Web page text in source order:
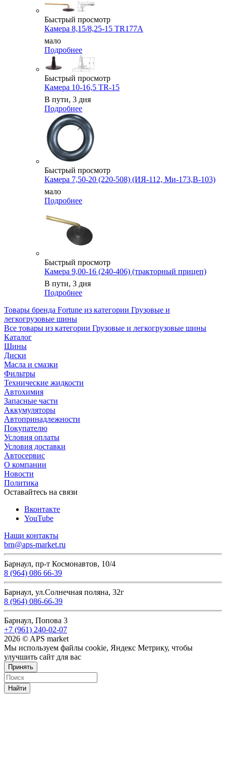
Быстрый просмотр
Камера 8,15/8,25-15 TR177A
мало
Подробнее
Быстрый просмотр
Камера 10-16,5 TR-15
В пути, 3 дня
Подробнее
Быстрый просмотр
Камера 7,50-20 (220-508) (ИЯ-112, Ми-173,В-103)
мало
Подробнее
Быстрый просмотр
Камера 9,00-16 (240-406) (тракторный прицеп)
В пути, 3 дня
Подробнее
Товары бренда Fortune из категории Грузовые и
легкогрузовые шины
Все товары из категории Грузовые и легкогрузовые шины
Каталог
Шины
Диски
Масла и смазки
Фильтры
Технические жидкости
Автохимия
Запасные части
Аккумуляторы
Автопринадлежности
Покупателю
Условия оплаты
Условия доставки
Автосервис
О компании
Новости
Политика
Оставайтесь на связи
Вконтакте
YouTube
Наши контакты
brn@aps-market.ru
Барнаул, пр-т Космонавтов, 10/4
8 (964) 086 66-39
Барнаул, ул.Солнечная поляна, 32г
8 (964) 086-66-39
Барнаул, Попова 3
+7 (961) 240-02-07
2026 © APS market
Мы используем файлы cookie, Яндекс Метрику, чтобы
улучшить сайт для вас
Принять
Найти